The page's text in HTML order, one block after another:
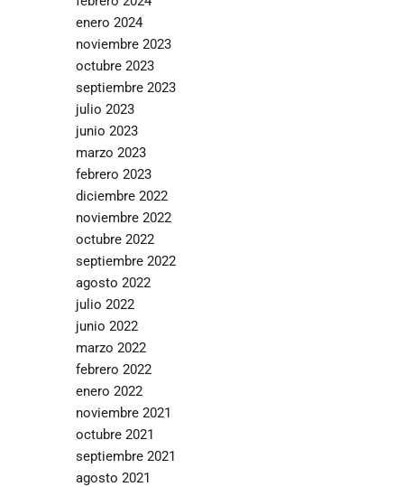
enero 2024
noviembre 2023
octubre 2023
septiembre 2023
julio 2023
junio 2023
marzo 2023
febrero 2023
diciembre 2022
noviembre 2022
octubre 2022
septiembre 2022
agosto 2022
julio 2022
junio 2022
marzo 2022
febrero 2022
enero 2022
noviembre 2021
octubre 2021
septiembre 2021
agosto 2021